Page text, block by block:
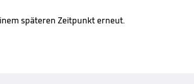
späteren Zeitpunkt erneut.